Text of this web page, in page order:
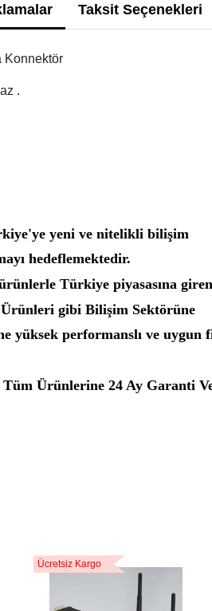
Taksit Seçenekleri
Konnektör
.
yeni ve nitelikli bilişim
hedeflemektedir.
Türkiye piyasasına
gibi Bilişim Sektörüne
performanslı ve uygun
Ürünlerine 24 Ay Garanti
Ücretsiz Kargo